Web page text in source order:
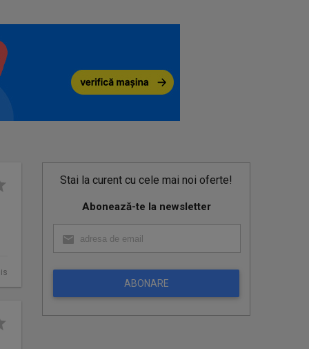
Stai la curent cu cele mai noi oferte!
Abonează-te la newsletter
ABONARE